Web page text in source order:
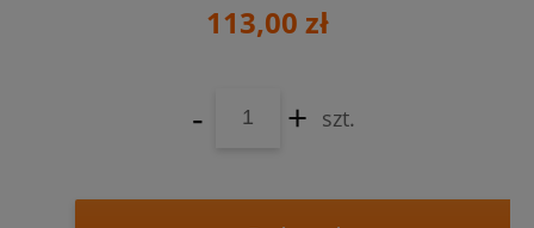
113,00 zł
- + szt.